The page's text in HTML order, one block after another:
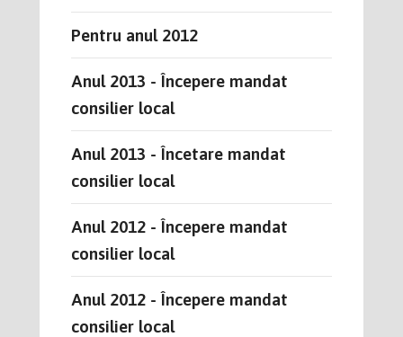
Pentru anul 2012
Anul 2013 - Începere mandat
consilier local
Anul 2013 - Încetare mandat
consilier local
Anul 2012 - Începere mandat
consilier local
Anul 2012 - Începere mandat
consilier local